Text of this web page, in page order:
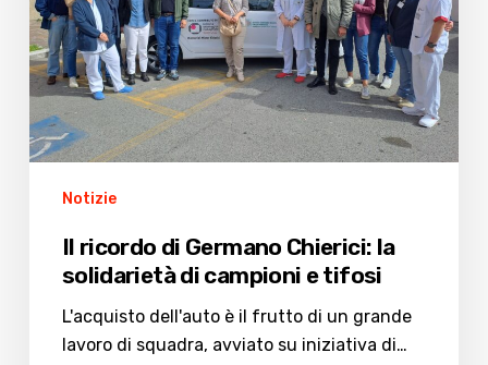
solidarietà
di
campioni
tifosi
Notizie
Il ricordo di Germano Chierici: la
solidarietà di campioni e tifosi
L'acquisto dell'auto è il frutto di un grande
lavoro di squadra, avviato su iniziativa di…